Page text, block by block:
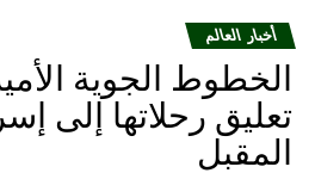
أخبار العالم
الخطوط الجوية
تعليق رحلاتها إلى
المقبل